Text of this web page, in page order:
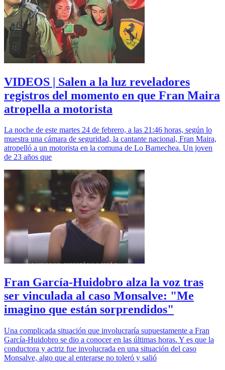
VIDEOS | Salen a la luz reveladores
registros del momento en que Fran Maira
atropella a motorista
La noche de este martes 24 de febrero, a las 21:46 horas, según lo
muestra una cámara de seguridad, la cantante nacional, Fran Maira,
atropelló a un motorista en la comuna de Lo Barnechea. Un joven
de 23 años que
Fran García-Huidobro alza la voz tras
ser vinculada al caso Monsalve: "Me
imagino que están sorprendidos"
Una complicada situación que involucraría supuestamente a Fran
García-Huidobro se dio a conocer en las últimas horas. Y es que la
conductora y actriz fue involucrada en una situación del caso
Monsalve, algo que al enterarse no toleró y salió